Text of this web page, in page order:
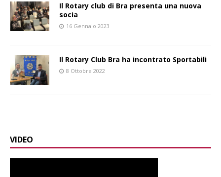
Il Rotary club di Bra presenta una nuova
socia
16 Gennaio 2023
Il Rotary Club Bra ha incontrato Sportabili
8 Ottobre 2022
VIDEO